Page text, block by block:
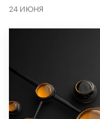
24 ИЮНЯ